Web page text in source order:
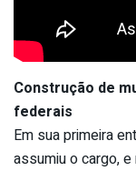
Construção de
federais
Em sua primeira
assumiu o cargo,